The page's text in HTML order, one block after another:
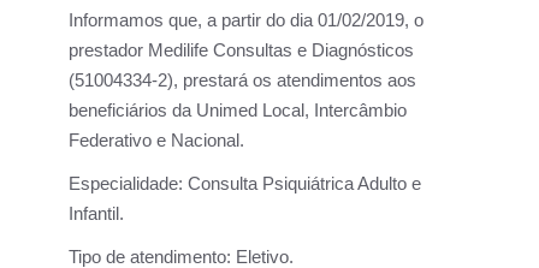
Informamos que, a partir do dia 01/02/2019, o
prestador Medilife Consultas e Diagnósticos
(51004334-2), prestará os atendimentos aos
beneficiários da Unimed Local, Intercâmbio
Federativo e Nacional.
Especialidade: Consulta Psiquiátrica Adulto e
Infantil.
Tipo de atendimento: Eletivo.